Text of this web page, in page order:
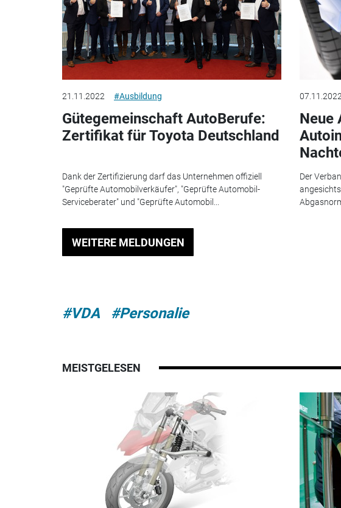
21.11.2022 #Ausbildung
Gütegemeinschaft AutoBerufe:
Zertifikat für Toyota Deutschland
Dank der Zertifizierung darf das Unternehmen offiziell
"Geprüfte Automobilverkäufer", "Geprüfte Automobil-
Serviceberater" und "Geprüfte Automobil...
07.11.2022
Neue
Der
WEITERE MELDUNGEN
#VDA #Personalie
MEISTGELESEN